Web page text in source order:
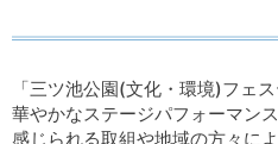
「三ツ池公園(文化・環境)フェ
華やかなステージパフォーマン
感じられる取組や地域の方々に